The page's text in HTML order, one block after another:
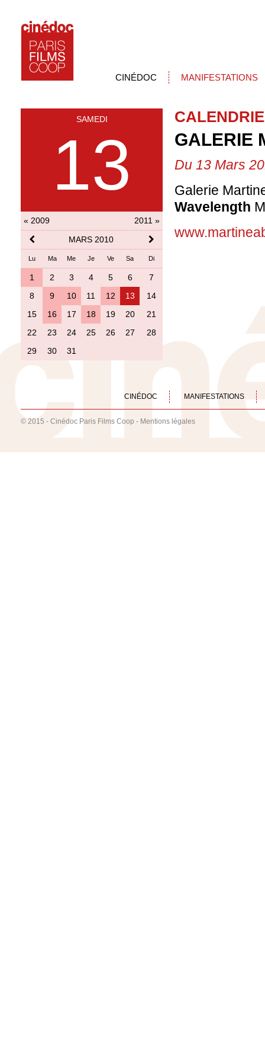
CINÉDOC MANIFESTATIONS
SAMEDI
13
« 2009
2011 »
MARS 2010
Lu Ma Me Je Ve Sa Di
1 2 3 4 5 6
7
8
9 10 11 12 13
14
15
16 17 18 19 20
21
22
23 24 25 26 27
28
29
30 31
GALERIE
Du 13 Mars
Galerie
Wavelength
CINÉDOC MANIFESTATIONS
© 2015 - Cinédoc Paris Films Coop - Mentions légales